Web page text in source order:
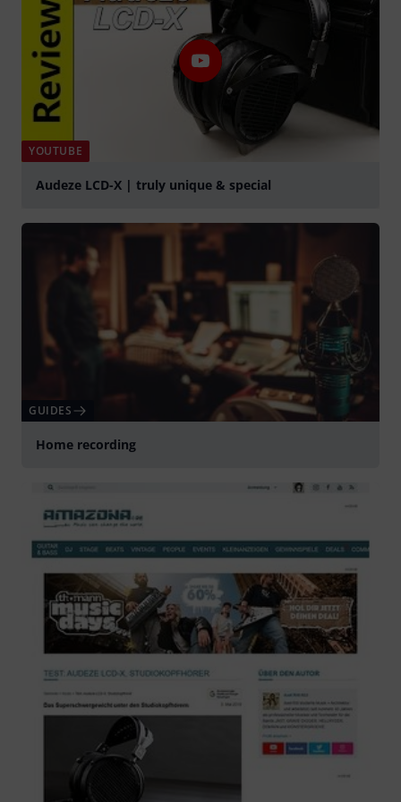
YOUTUBE
Audeze LCD-X | truly unique & special
GUIDES
Home recording